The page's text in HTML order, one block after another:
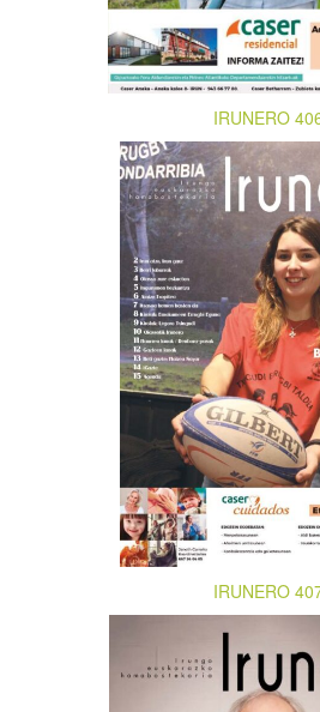
IRUNERO
IRUNERO